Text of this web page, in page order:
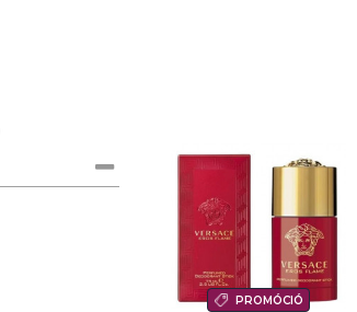
PROMÓCIÓ